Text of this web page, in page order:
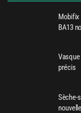
Mobifix
BA13
précis
Sèche-